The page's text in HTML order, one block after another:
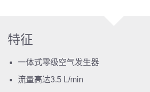
特征
一体式零级空气发生器
流量高达3.5 L/min